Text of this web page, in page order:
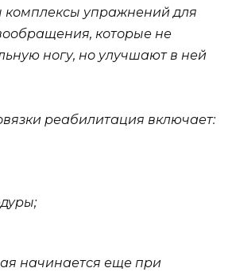
упражнений для
которые не
ногу, но улучшают в ней
реабилитация включает:
начинается еще при